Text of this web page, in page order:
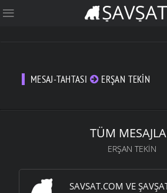
MESAJ-TAHTASI ERŞAN TEKIN
TÜM
ERŞAN TEKIN
SAVSAT.COM VE